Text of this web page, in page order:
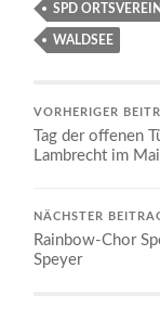
SPD
WALDSEE
VORHERIGER
Tag der offenen
Lambrecht im
NÄCHSTER
Rainbow-Chor
Speyer